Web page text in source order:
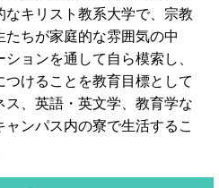
キリスト教系大学で、宗教
ちが家庭的な雰囲気の中
ョンを通して自ら模索し、
けることを教育目標として
、英語・英文学、教育学な
ンパス内の寮で生活するこ